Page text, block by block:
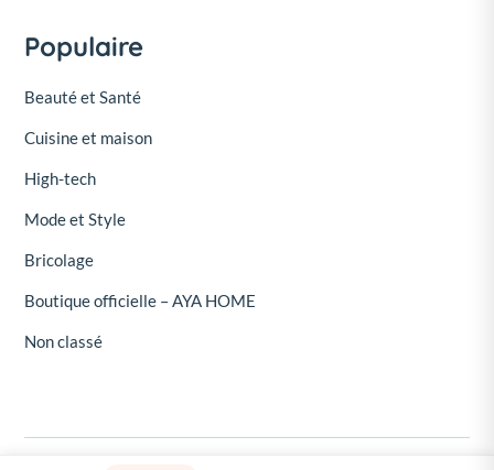
Populaire
Beauté et Santé
Cuisine et maison
High-tech
Mode et Style
Bricolage
Boutique officielle – AYA HOME
Non classé